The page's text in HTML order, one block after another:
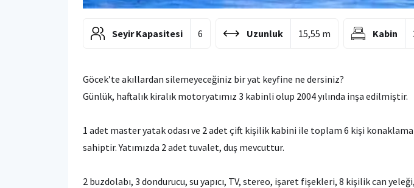
Seyir Kapasitesi 6 Uzunluk 15,55 m Kabin
Göcek’te akıllardan silemeyeceğiniz bir yat keyfine ne dersiniz?
Günlük, haftalık kiralık motoryatımız 3 kabinli olup 2004 yılında inşa edilmiştir.
1 adet master yatak odası ve 2 adet çift kişilik kabini ile toplam 6 kişi
sahiptir. Yatımızda 2 adet tuvalet, duş mevcuttur.
2 buzdolabı, 3 dondurucu, su yapıcı, TV, stereo, işaret fişekleri, 8 kişilik can